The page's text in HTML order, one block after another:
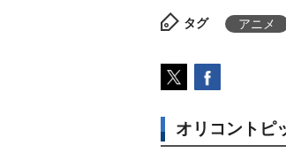
タグ アニメ
オリコントピ